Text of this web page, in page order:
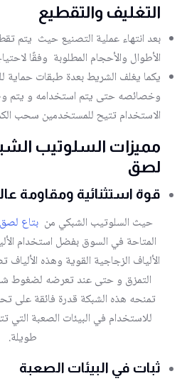
التغليف والتقطيع
بعد انتهاء عملية التصنيع حيث يتم
الأطوال والأحجام المطلوبة وفقًا
يكما يغلف الشريط بعدة طبقات حماية
وخصائصه حتى يتم استخدامه و يتم
الاستخدام تتيح للمستخدمين سحب
مميزات السلوتيب
لصق
قوة استثنائية ومقاومة
حيث السلوتيب الشبكي من بتاع لصق
المتاحة في السوق بفضل استخدام
الألياف الزجاجية القوية وهذه
التمزق و حتى عند تعرضه لضغوط
تمنحه هذه الشبكة قدرة فائقة على
للاستخدام في البيئات الصعبة التي
طويلة.
ثبات في البيئات الصعبة